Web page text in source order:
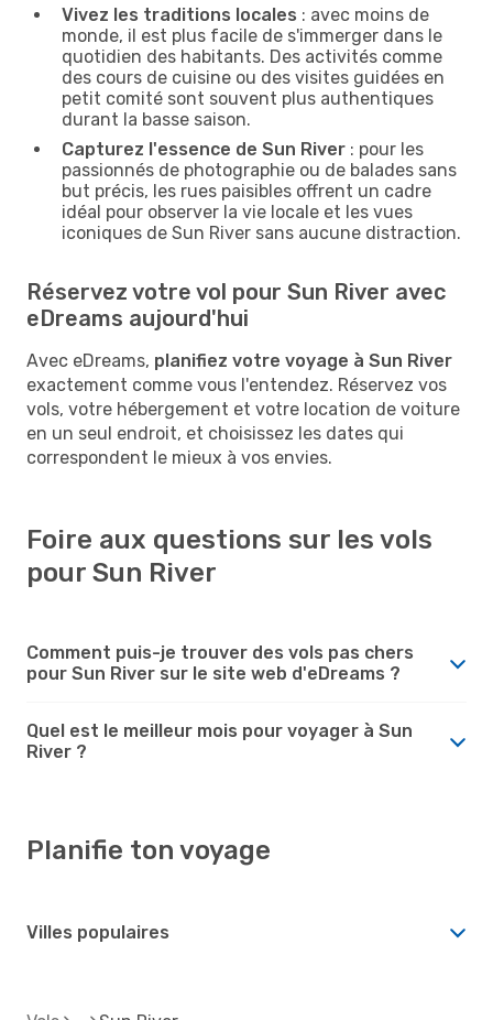
Vivez les traditions locales : avec moins de
monde, il est plus facile de s'immerger dans le
quotidien des habitants. Des activités comme
des cours de cuisine ou des visites guidées en
petit comité sont souvent plus authentiques
durant la basse saison.
Capturez l'essence de Sun River : pour les
passionnés de photographie ou de balades sans
but précis, les rues paisibles offrent un cadre
idéal pour observer la vie locale et les vues
iconiques de Sun River sans aucune distraction.
Réservez votre vol pour Sun River avec
eDreams aujourd'hui
Avec eDreams, planifiez votre voyage à Sun River
exactement comme vous l'entendez. Réservez vos
vols, votre hébergement et votre location de voiture
en un seul endroit, et choisissez les dates qui
correspondent le mieux à vos envies.
Foire aux questions sur les vols
pour Sun River
Comment puis-je trouver des vols pas chers
pour Sun River sur le site web d'eDreams ?
Quel est le meilleur mois pour voyager à Sun
River ?
Planifie ton voyage
Villes populaires